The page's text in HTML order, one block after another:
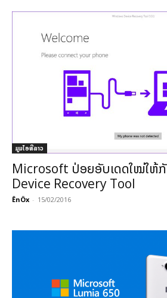
ມູມໄອທີລາວ
Microsoft ປ່ອຍອັບເດດໃໝ່ໃຫ້
Device Recovery Tool
ÊnÖx - 15/02/2016